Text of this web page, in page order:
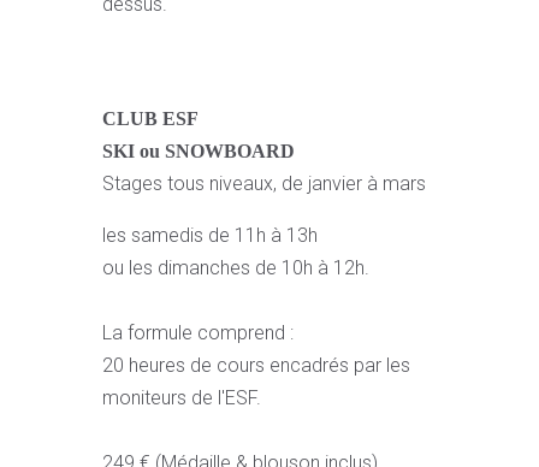
CLUB ESF
SKI ou SNOWBOARD
Stages tous niveaux, de janvier à mars
les samedis de 11h à 13h
ou les dimanches de 10h à 12h.
La formule comprend :
20 heures de cours encadrés par les
moniteurs de l'ESF.